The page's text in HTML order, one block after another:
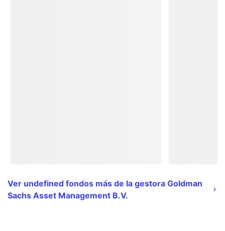
Ver undefined fondos más de la gestora Goldman
Sachs Asset Management B.V.